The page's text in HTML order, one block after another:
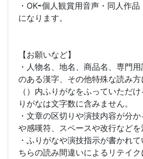
・OK⇨個人観賞用音声・同人作
になります。
【お願いなど】
・人物名、地名、商品名、専門
のある漢字、その他特殊な読み方
（）内ふりがなをふっていただ
りがなは文字数に含みません。
・文章の区切りや演技内容が分
や感嘆符、スペースや改行などを
・ふりがなや演技指示が書かれ
ちらの読み間違いによるリテイク